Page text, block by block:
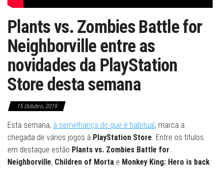
Plants vs. Zombies Battle for
Neighborville entre as
novidades da PlayStation
Store desta semana
15 Outubro, 2019
Esta semana, à semelhança do que é habitual, marca a
chegada de vários jogos à PlayStation Store. Entre os títulos
em destaque estão Plants vs. Zombies Battle for
Neighborville, Children of Morta e Monkey King: Hero is back.